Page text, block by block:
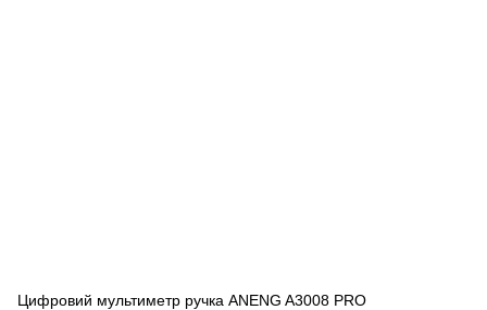
Цифровий мультиметр ручка ANENG A3008 PRO